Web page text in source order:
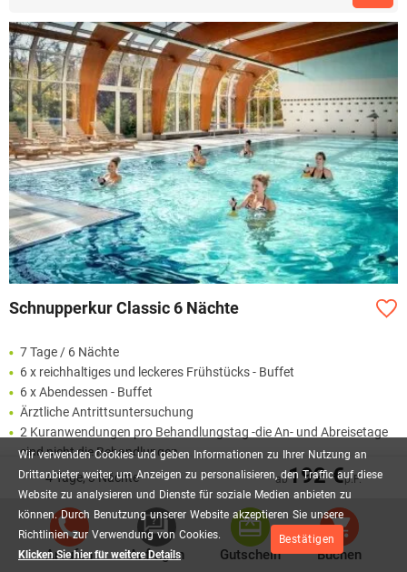
Wir verwenden Cookies und geben Informationen zu Ihrer Nutzung an
Drittanbieter weiter, um Anzeigen zu personalisieren, den Traffic auf diese
Website zu analysieren und Dienste für soziale Medien anbieten zu
können. Durch Benutzung unserer Website akzeptieren Sie unsere
Richtlinien zur Verwendung von Cookies.
Klicken Sie hier für weitere Details
Bestätigen
4 Tage, 3 Nächte ab192 €p.P.
Anrufen Anfragen Gutschein Buchen
Schnupperkur Classic 6 Nächte
7 Tage / 6 Nächte
6 x reichhaltiges und leckeres Frühstücks - Buffet
6 x Abendessen - Buffet
Ärztliche Antrittsuntersuchung
2 Kuranwendungen pro Behandlungstag -die An- und Abreisetage
sind nicht die Behandlungen
Trinkkur
Mehr lesen
AB 540,00 €P.P.